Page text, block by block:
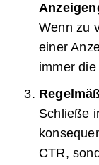
Wenn zu
einer
immer
Schließe
CTR,